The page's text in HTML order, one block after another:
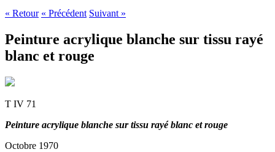
« Retour « Précédent Suivant »
Peinture acrylique blanche sur tissu rayé
blanc et rouge
T IV 71
Peinture acrylique blanche sur tissu rayé blanc et rouge
Octobre 1970